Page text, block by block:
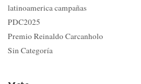
latinoamerica campañas
PDC2025
Premio Reinaldo Carcanholo
Sin Categoría